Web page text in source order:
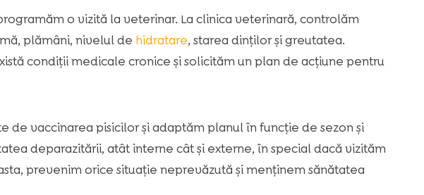
o vizită la veterinar. La clinica veterinară, controlăm
plămâni, nivelul de hidratare, starea dinților și greutatea.
condiții medicale cronice și solicităm un plan de acțiune pentru
de vaccinarea pisicilor și adaptăm planul în funcție de sezon și
deparazitării, atât interne cât și externe, în special dacă vizităm
prevenim orice situație neprevăzută și menținem sănătatea